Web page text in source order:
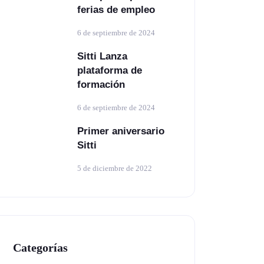
ferias de empleo
6 de septiembre de 2024
Sitti Lanza
plataforma de
formación
6 de septiembre de 2024
Primer aniversario
Sitti
5 de diciembre de 2022
Categorías